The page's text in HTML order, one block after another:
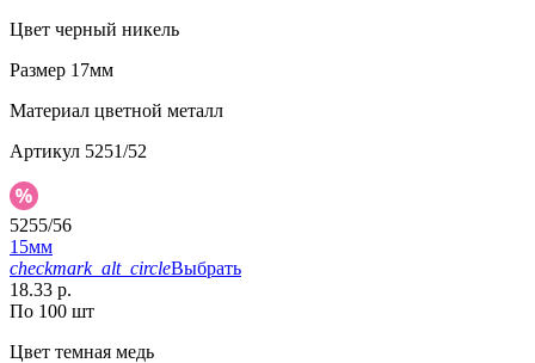
Цвет черный никель
Размер 17мм
Материал цветной металл
Артикул 5251/52
5255/56
15мм
checkmark_alt_circleВыбрать
18.33 р.
По 100 шт
Цвет темная медь